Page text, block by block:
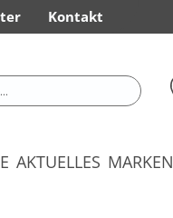
Kontakt
AKTUELLES MARKEN